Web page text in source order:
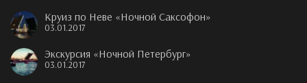
Круиз по Неве «Ночной Саксофон»
03.01.2017
Экскурсия «Ночной Петербург»
03.01.2017